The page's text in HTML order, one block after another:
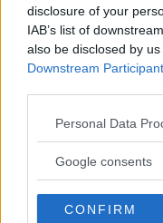
disclosure of your
IAB’s list of
also be disclosed by
Downstream
Please note that this
not limited to your visit
use your data for
consent section.
Personal Data
Google consents
CONFIRM